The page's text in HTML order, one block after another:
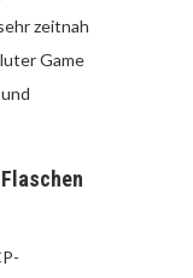
zeitnah
Game